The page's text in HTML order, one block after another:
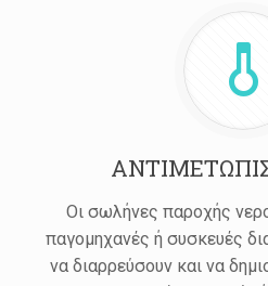
Οι σωλήνες παροχής
παγομηχανές ή συσκευές
να διαρρεύσουν και να